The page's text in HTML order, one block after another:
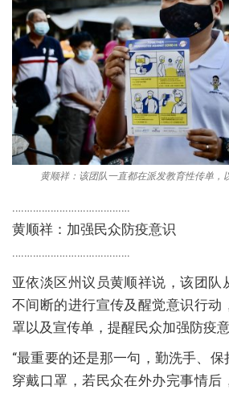
黄顺祥：该团队一直都在派发教育性传单，
………………………………….
黄顺祥：加强民众防疫意识
………………………………….
亚依淡区州议员黄顺祥说，该团队
不间断的进行宣传及醒觉意识行动
罩以及宣传单，提醒民众加强防疫意
“最重要的还是那一句，勤洗手、
穿戴口罩，若民众在外办完事情后